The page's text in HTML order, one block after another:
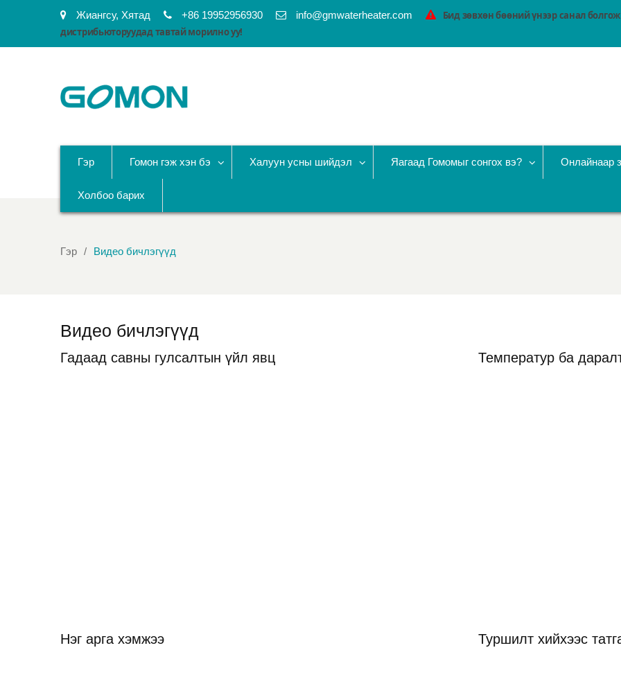
Жиангсу, Хятад +86 19952956930 info@gmwaterheater.com
Бид зөвхөн бөөний үнээр санал
дистрибьюторуудад тавтай морилно уу!
Гэр Гомон гэж хэн бэ Халуун усны шийдэл Яагаад Гомомыг сонгох вэ? Онлайнаар
Холбоо барих
Гэр Видео бичлэгүүд
Видео бичлэгүүд
Гадаад савны гулсалтын үйл явц Температур ба
Нэг арга хэмжээ Туршилт хийхээс